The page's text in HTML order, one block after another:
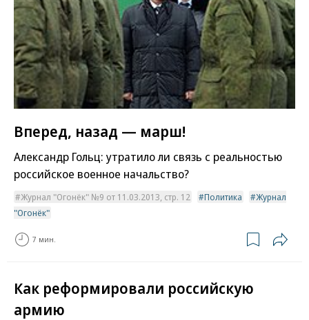
Вперед, назад — марш!
Александр Гольц: утратило ли связь с реальностью
российское военное начальство?
Журнал "Огонёк" №9 от 11.03.2013, стр. 12 Политика
Журнал
"Огонёк"
7 мин.
Как реформировали российскую
армию